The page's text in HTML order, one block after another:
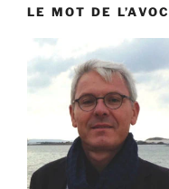
LE MOT DE